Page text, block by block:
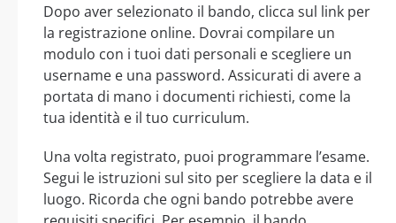
Dopo aver selezionato il bando, clicca sul link per
la registrazione online. Dovrai compilare un
modulo con i tuoi dati personali e scegliere un
username e una password. Assicurati di avere a
portata di mano i documenti richiesti, come la
tua identità e il tuo curriculum.
Una volta registrato, puoi programmare l’esame.
Segui le istruzioni sul sito per scegliere la data e il
luogo. Ricorda che ogni bando potrebbe avere